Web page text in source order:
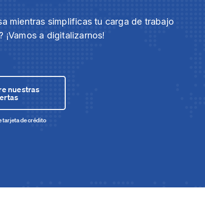
mientras simplificas tu carga de trabajo
¡Vamos a digitalizarnos!
nuestras
tarjeta de crédito